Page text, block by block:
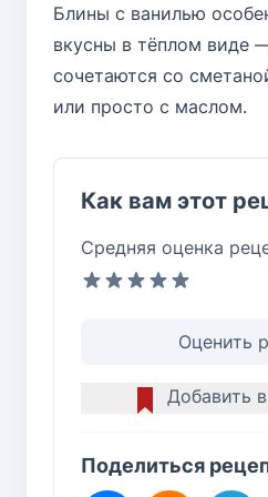
Блины с ванилью
вкусны в тёплом виде
сочетаются со
или просто с маслом.
Как вам этот
Средняя оценка
Оценить
Добавить
Поделиться